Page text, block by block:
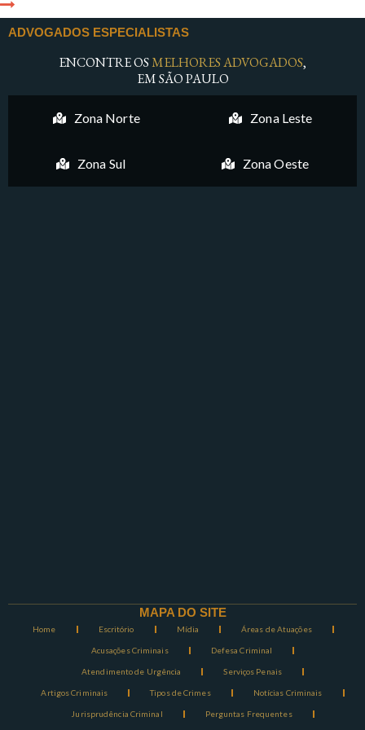
ADVOGADOS ESPECIALISTAS
ENCONTRE OSMELHORES ADVOGADOS,
EM SÃO PAULO
Zona Norte Zona Leste
Zona Sul Zona Oeste
MAPA DO SITE
Home Escritório Mídia Áreas de Atuações
Acusações Criminais Defesa Criminal
Atendimento de Urgência Serviços Penais
Artigos Criminais Tipos de Crimes Notícias Criminais
Jurisprudência Criminal Perguntas Frequentes